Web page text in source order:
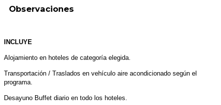
Observaciones
INCLUYE
Alojamiento en hoteles de categoría elegida.
Transportación / Traslados en vehículo aire acondicionado según el
programa.
Desayuno Buffet diario en todo los hoteles.